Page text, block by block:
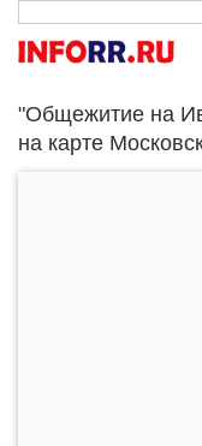
"Общежитие на
на карте